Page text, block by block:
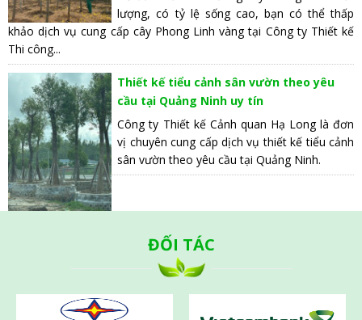
lượng, có tỷ lệ sống cao, bạn có thể thấp
khảo dịch vụ cung cấp cây Phong Linh vàng tại Công ty Thiết kế
Thi công...
Thiết kế tiểu cảnh sân vườn theo yêu
cầu tại Quảng Ninh uy tín
Công ty Thiết kế Cảnh quan Hạ Long là đơn
vị chuyên cung cấp dịch vụ thiết kế tiểu cảnh
sân vườn theo yêu cầu tại Quảng Ninh.
ĐỐI TÁC